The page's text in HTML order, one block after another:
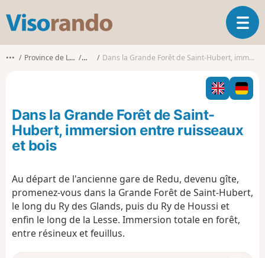
s
o
o
O
u
i
r
l
n
a
••• Province de Luxembourg WellinDans la Grande Forêt de Saint-Hubert, immersion entre ruisseaux et bois
Dans la Grande Forêt de Saint-
Hubert, immersion entre ruisseaux
et bois
Au départ de l'ancienne gare de Redu, devenu gîte,
promenez-vous dans la Grande Forêt de Saint-Hubert,
le long du Ry des Glands, puis du Ry de Houssi et
enfin le long de la Lesse. Immersion totale en forêt,
entre résineux et feuillus.